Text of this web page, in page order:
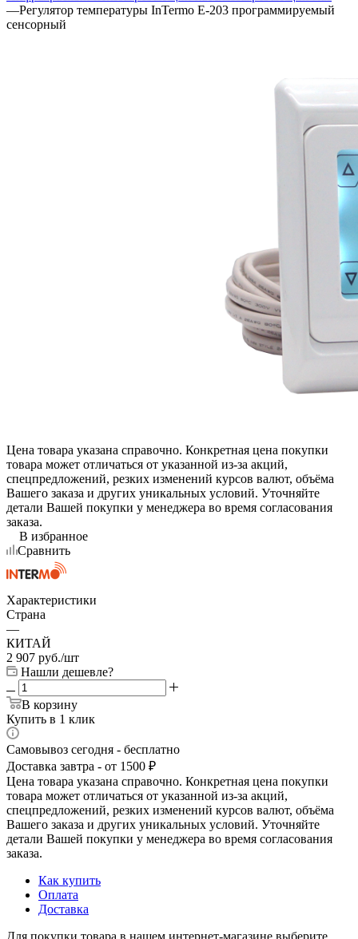
—Регулятор температуры InTermo Е-203 программируемый
сенсорный
Цена товара указана справочно. Конкретная цена покупки
товара может отличаться от указанной из-за акций,
спецпредложений, резких изменений курсов валют, объёма
Вашего заказа и других уникальных условий. Уточняйте
детали Вашей покупки у менеджера во время согласования
заказа.
В избранное
Сравнить
Характеристики
Страна
—
КИТАЙ
2 907 руб./шт
Нашли дешевле?
В корзину
Купить в 1 клик
Самовывоз сегодня - бесплатно
Доставка завтра - от 1500 ₽
Цена товара указана справочно. Конкретная цена покупки
товара может отличаться от указанной из-за акций,
спецпредложений, резких изменений курсов валют, объёма
Вашего заказа и других уникальных условий. Уточняйте
детали Вашей покупки у менеджера во время согласования
заказа.
Как купить
Оплата
Доставка
Для покупки товара в нашем интернет-магазине выберите